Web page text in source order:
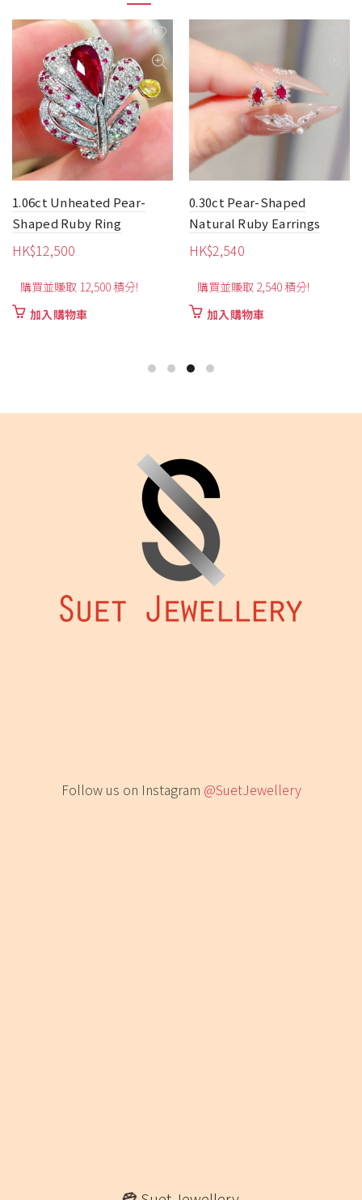
1.06ct Unheated Pear-
Shaped Ruby Ring
HK$12,500
購買並賺取 12,500 積分!
加入購物車
0.30ct Pear-Shaped
Natural Ruby Earrings
HK$2,540
購買並賺取 2,540 積分!
加入購物車
Follow us on Instagram @SuetJewellery